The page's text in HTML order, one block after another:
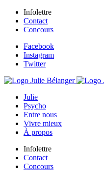
Infolettre
Contact
Concours
Facebook
Instagram
Twitter
Julie
Psycho
Entre nous
Vivre mieux
À propos
Infolettre
Contact
Concours